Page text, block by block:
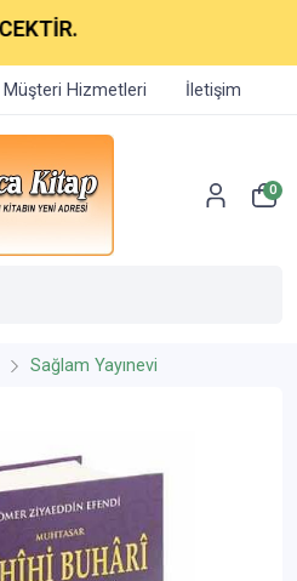
Müşteri Hizmetleri İletişim
0
Sağlam Yayınevi